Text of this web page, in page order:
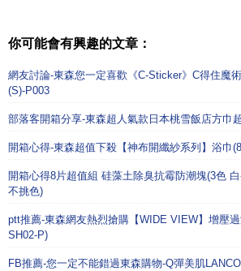
你可能會有興趣的文章：
網友討論-東森您一定喜歡《C-Sticker》C得住魔
(S)-P003
部落客開箱分享-東森超人氣款日本桃雪飯店方巾
開箱心得-東森超值下殺【神布開纖紗系列】浴巾
開箱心得8片超值組 硅藻土除臭抗霉防潮塊(3色
不挑色)
ptt推薦-東森網友熱烈搶購【WIDE VIEW】增壓
SH02-P)
FB推薦-您一定不能錯過東森購物-Q彈美肌